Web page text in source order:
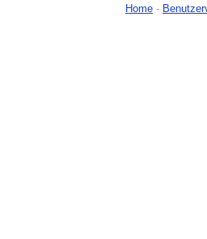
Home -